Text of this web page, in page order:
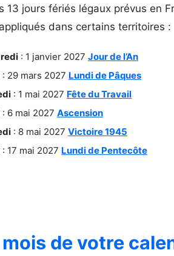
13 jours fériés légaux prévus en
dans certains territoires :
: 1 janvier 2027 Jour de l’An
: 29 mars 2027 Lundi de Pâques
: 1 mai 2027 Fête du Travail
: 6 mai 2027 Ascension
: 8 mai 2027 Victoire 1945
: 17 mai 2027 Lundi de Pentecôte
de votre